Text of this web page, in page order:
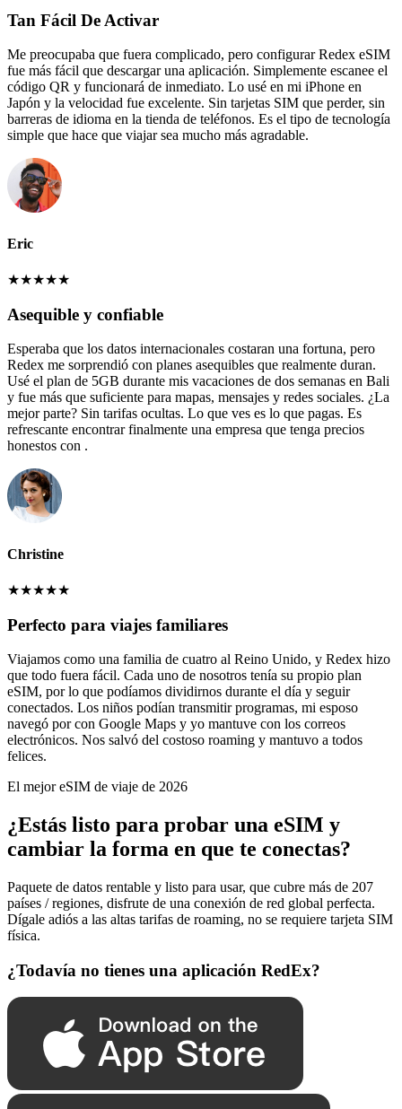
Tan Fácil De Activar
Me preocupaba que fuera complicado, pero configurar Redex eSIM
fue más fácil que descargar una aplicación. Simplemente escanee el
código QR y funcionará de inmediato. Lo usé en mi iPhone en
Japón y la velocidad fue excelente. Sin tarjetas SIM que perder, sin
barreras de idioma en la tienda de teléfonos. Es el tipo de tecnología
simple que hace que viajar sea mucho más agradable.
Eric
★★★★★
Asequible y confiable
Esperaba que los datos internacionales costaran una fortuna, pero
Redex me sorprendió con planes asequibles que realmente duran.
Usé el plan de 5GB durante mis vacaciones de dos semanas en Bali
y fue más que suficiente para mapas, mensajes y redes sociales. ¿La
mejor parte? Sin tarifas ocultas. Lo que ves es lo que pagas. Es
refrescante encontrar finalmente una empresa que tenga precios
honestos con .
Christine
★★★★★
Perfecto para viajes familiares
Viajamos como una familia de cuatro al Reino Unido, y Redex hizo
que todo fuera fácil. Cada uno de nosotros tenía su propio plan
eSIM, por lo que podíamos dividirnos durante el día y seguir
conectados. Los niños podían transmitir programas, mi esposo
navegó por con Google Maps y yo mantuve con los correos
electrónicos. Nos salvó del costoso roaming y mantuvo a todos
felices.
El mejor eSIM de viaje de 2026
¿Estás listo para probar una eSIM y
cambiar la forma en que te conectas?
Paquete de datos rentable y listo para usar, que cubre más de 207
países / regiones, disfrute de una conexión de red global perfecta.
Dígale adiós a las altas tarifas de roaming, no se requiere tarjeta SIM
física.
¿Todavía no tienes una aplicación RedEx?